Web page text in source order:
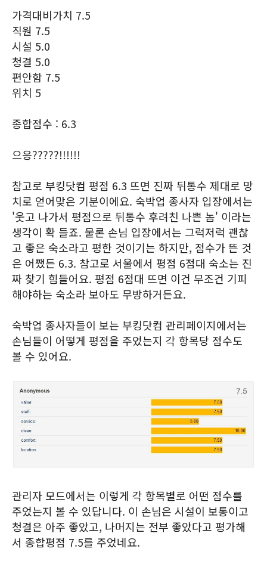
가격대비가치 7.5
직원 7.5
시설 5.0
청결 5.0
편안함 7.5
위치 5
종합점수 : 6.3
으응?????!!!!!!
참고로 부킹닷컴 평점 6.3 뜨면 진짜 뒤통수 제대로 망
치로 얻어맞은 기분이에요. 숙박업 종사자 입장에서는
'웃고 나가서 평점으로 뒤통수 후려친 나쁜 놈' 이라는
생각이 확 들죠. 물론 손님 입장에서는 그럭저럭 괜찮
고 좋은 숙소라고 평한 것이기는 하지만, 점수가 뜬 것
은 어쨌든 6.3. 참고로 서울에서 평점 6점대 숙소는 진
짜 찾기 힘들어요. 평점 6점대 뜨면 이건 무조건 기피
해야하는 숙소라 보아도 무방하거든요.
숙박업 종사자들이 보는 부킹닷컴 관리페이지에서는
손님들이 어떻게 평점을 주었는지 각 항목당 점수도
볼 수 있어요.
관리자 모드에서는 이렇게 각 항목별로 어떤 점수를
주었는지 볼 수 있답니다. 이 손님은 시설이 보통이고
청결은 아주 좋았고, 나머지는 전부 좋았다고 평가해
서 종합평점 7.5를 주었네요.